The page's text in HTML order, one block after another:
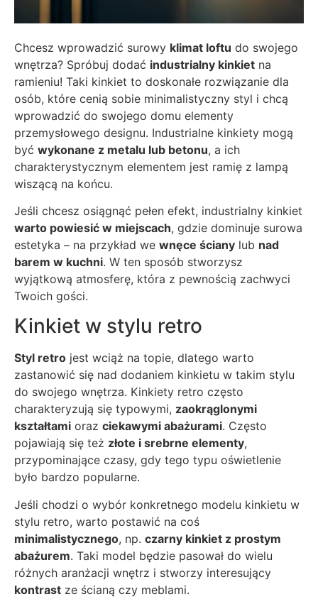
Chcesz wprowadzić surowy klimat loftu do swojego
wnętrza? Spróbuj dodać industrialny kinkiet na
ramieniu! Taki kinkiet to doskonałe rozwiązanie dla
osób, które cenią sobie minimalistyczny styl i chcą
wprowadzić do swojego domu elementy
przemysłowego designu. Industrialne kinkiety mogą
być wykonane z metalu lub betonu, a ich
charakterystycznym elementem jest ramię z lampą
wiszącą na końcu.
Jeśli chcesz osiągnąć pełen efekt, industrialny kinkiet
warto powiesić w miejscach, gdzie dominuje surowa
estetyka – na przykład we wnęce ściany lub nad
barem w kuchni. W ten sposób stworzysz
wyjątkową atmosferę, która z pewnością zachwyci
Twoich gości.
Kinkiet w stylu retro
Styl retro jest wciąż na topie, dlatego warto
zastanowić się nad dodaniem kinkietu w takim stylu
do swojego wnętrza. Kinkiety retro często
charakteryzują się typowymi, zaokrąglonymi
kształtami oraz ciekawymi abażurami. Często
pojawiają się też złote i srebrne elementy,
przypominające czasy, gdy tego typu oświetlenie
było bardzo popularne.
Jeśli chodzi o wybór konkretnego modelu kinkietu w
stylu retro, warto postawić na coś
minimalistycznego, np. czarny kinkiet z prostym
abażurem. Taki model będzie pasował do wielu
różnych aranżacji wnętrz i stworzy interesujący
kontrast ze ścianą czy meblami.